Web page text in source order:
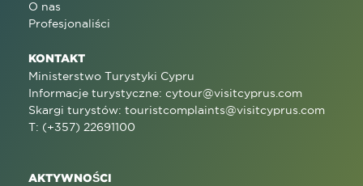
O nas
Profesjonaliści
KONTAKT
Ministerstwo Turystyki Cypru
Informacje turystyczne: cytour@visitcyprus.com
Skargi turystów: touristcomplaints@visitcyprus.com
T: (+357) 22691100
AKTYWNOŚCI